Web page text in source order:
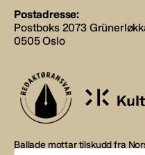
Postadresse:
Postboks 2073
0505 Oslo
Ballade mottar tilskudd fra